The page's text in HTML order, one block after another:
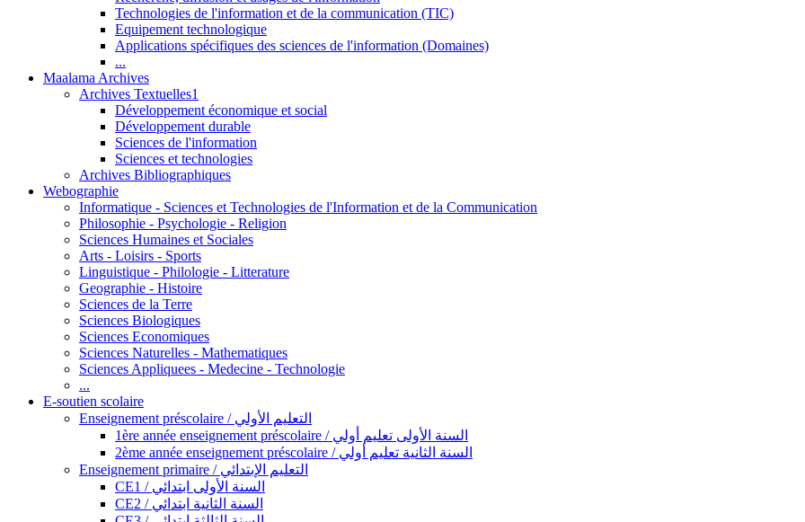
Technologies de l'information et de la communication (TIC)
Equipement technologique
Applications spécifiques des sciences de l'information (Domaines)
...
Maalama Archives
Archives Textuelles1
Développement économique et social
Développement durable
Sciences de l'information
Sciences et technologies
Archives Bibliographiques
Webographie
Informatique - Sciences et Technologies de l'Information et de la Communication
Philosophie - Psychologie - Religion
Sciences Humaines et Sociales
Arts - Loisirs - Sports
Linguistique - Philologie - Litterature
Geographie - Histoire
Sciences de la Terre
Sciences Biologiques
Sciences Economiques
Sciences Naturelles - Mathematiques
Sciences Appliquees - Medecine - Technologie
...
E-soutien scolaire
Enseignement préscolaire / التعليم الأولي
1ère année enseignement préscolaire / السنة الأولى تعليم أولي
2ème année enseignement préscolaire / السنة الثانية تعليم أولي
Enseignement primaire / التعليم الإبتدائي
CE1 / السنة الأولى ابتدائي
CE2 / السنة الثانية ابتدائي